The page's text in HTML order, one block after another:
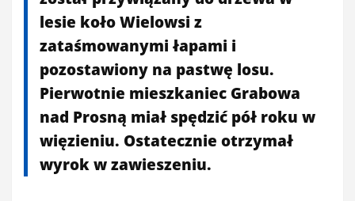
lesie koło Wielowsi z
zataśmowanymi łapami i
pozostawiony na pastwę losu.
Pierwotnie mieszkaniec Grabowa
nad Prosną miał spędzić pół roku w
więzieniu. Ostatecznie otrzymał
wyrok w zawieszeniu.